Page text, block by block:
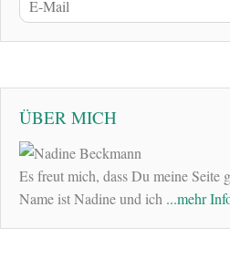
ÜBER MICH
Es freut mich, dass Du meine Seite
Name ist Nadine und ich ...mehr